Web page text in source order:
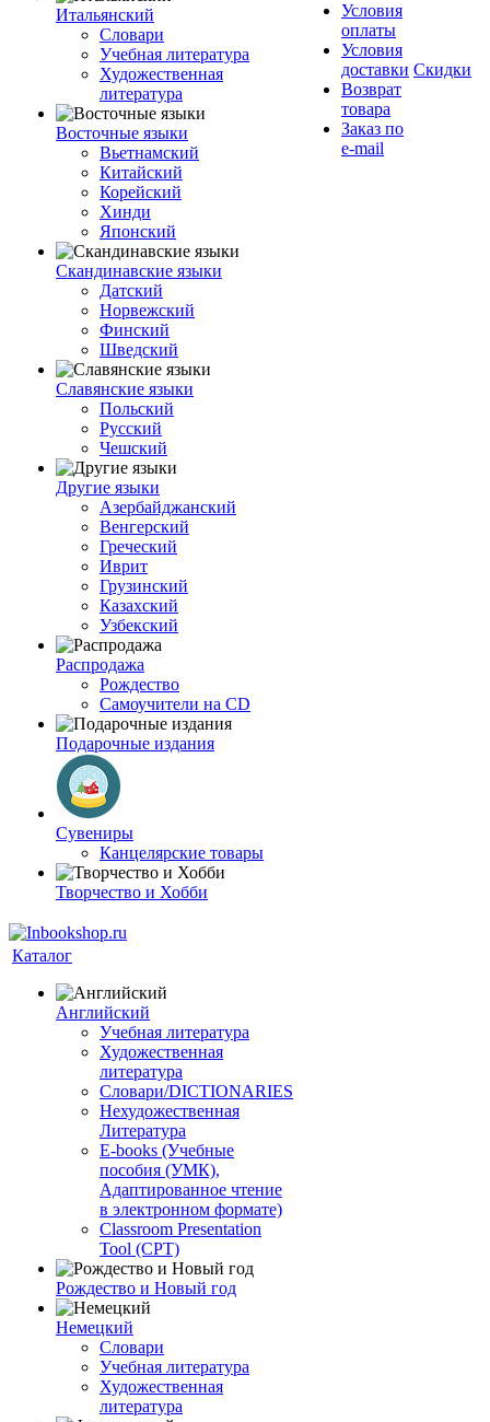
Итальянский
Словари
Учебная литература
Художественная
литература
Восточные языки
Вьетнамский
Китайский
Корейский
Хинди
Японский
Скандинавские языки
Датский
Норвежский
Финский
Шведский
Славянские языки
Польский
Русский
Чешский
Другие языки
Азербайджанский
Венгерский
Греческий
Иврит
Грузинский
Казахский
Узбекский
Распродажа
Рождество
Самоучители на CD
Подарочные издания
Сувениры
Канцелярские товары
Творчество и Хобби
Условия
оплаты
Условия
доставки
Возврат
товара
Заказ по
e-mail
Скидки
Каталог
Английский
Учебная литература
Художественная
литература
Словари/DICTIONARIES
Нехудожественная
Литература
E-books (Учебные
пособия (УМК),
Адаптированное чтение
в электронном формате)
Classroom Presentation
Tool (CPT)
Рождество и Новый год
Немецкий
Словари
Учебная литература
Художественная
литература